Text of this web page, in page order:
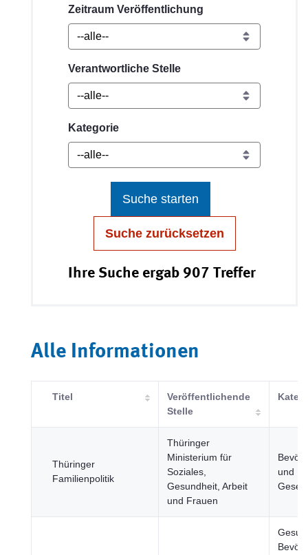
Zeitraum Veröffentlichung
Verantwortliche Stelle
Kategorie
Suche starten
Suche zurücksetzen
Ihre Suche ergab 907 Treffer
Alle Informationen
Titel
Veröffentlichende
Stelle
Thüringer
Familienpolitik
Thüringer
Ministerium für
Soziales,
Gesundheit, Arbeit
und Frauen
und